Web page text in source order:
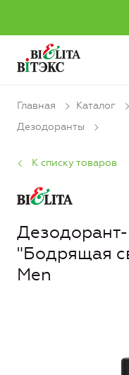
Главная Каталог
Дезодоранты
К списку товаров
"Бодрящая
Men